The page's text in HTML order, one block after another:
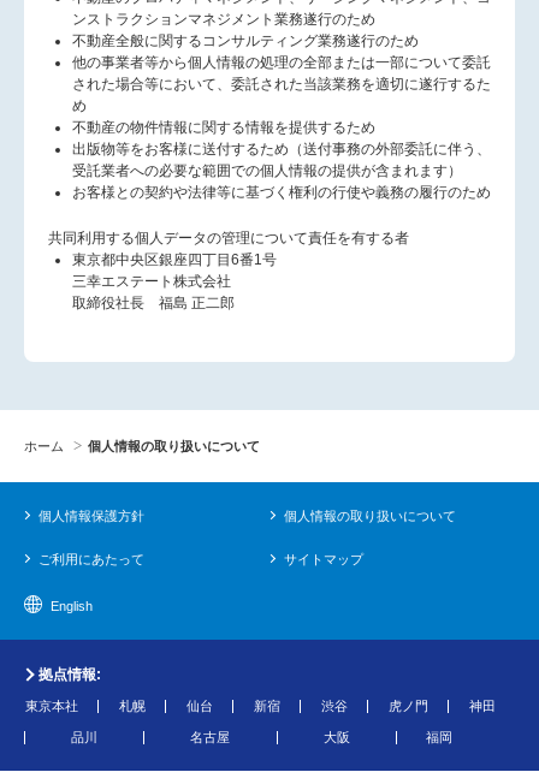
ンストラクションマネジメント業務遂行のため
不動産全般に関するコンサルティング業務遂行のため
他の事業者等から個人情報の処理の全部または一部について委託
された場合等において、委託された当該業務を適切に遂行するた
め
不動産の物件情報に関する情報を提供するため
出版物等をお客様に送付するため（送付事務の外部委託に伴う、
受託業者への必要な範囲での個人情報の提供が含まれます）
お客様との契約や法律等に基づく権利の行使や義務の履行のため
共同利用する個人データの管理について責任を有する者
東京都中央区銀座四丁目6番1号
三幸エステート株式会社
取締役社長 福島 正二郎
ホーム 個人情報の取り扱いについて
個人情報保護方針 個人情報の取り扱いについて
ご利用にあたって サイトマップ
English
拠点情報:
東京本社 札幌 仙台 新宿 渋谷 虎ノ門 神田
品川 名古屋 大阪 福岡